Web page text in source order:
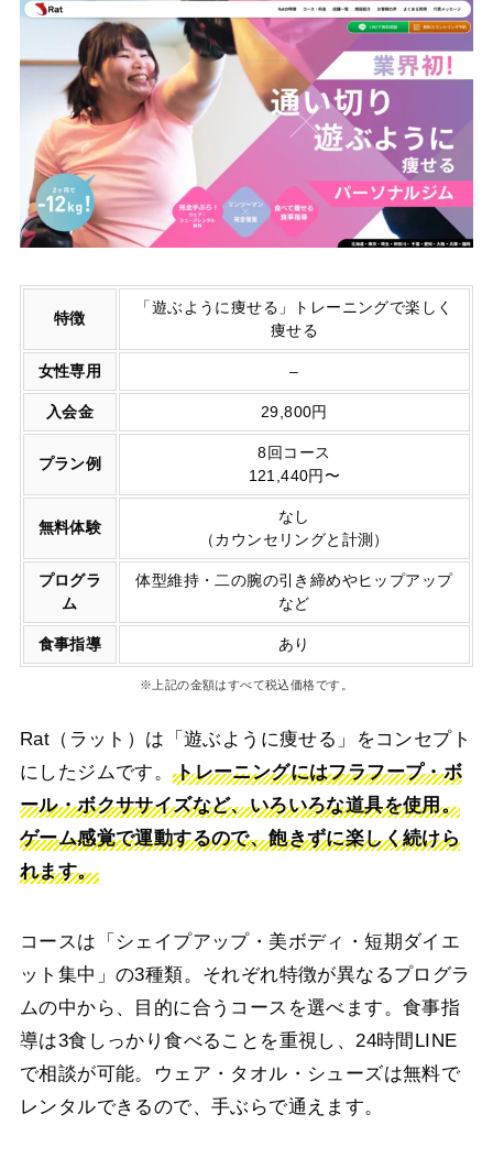
特徴
「遊ぶように痩せる」トレーニングで楽しく
痩せる
女性専用 –
入会金 29,800円
プラン例
8回コース
121,440円〜
無料体験
なし
（カウンセリングと計測）
プログラ
ム
体型維持・二の腕の引き締めやヒップアップ
など
食事指導 あり
※上記の金額はすべて税込価格です。
Rat（ラット）は「遊ぶように痩せる」をコンセプト
にしたジムです。トレーニングにはフラフープ・ボ
ール・ボクササイズなど、いろいろな道具を使用。
ゲーム感覚で運動するので、飽きずに楽しく続けら
れます。
コースは「シェイプアップ・美ボディ・短期ダイエ
ット集中」の3種類。それぞれ特徴が異なるプログラ
ムの中から、目的に合うコースを選べます。食事指
導は3食しっかり食べることを重視し、24時間LINE
で相談が可能。ウェア・タオル・シューズは無料で
レンタルできるので、手ぶらで通えます。